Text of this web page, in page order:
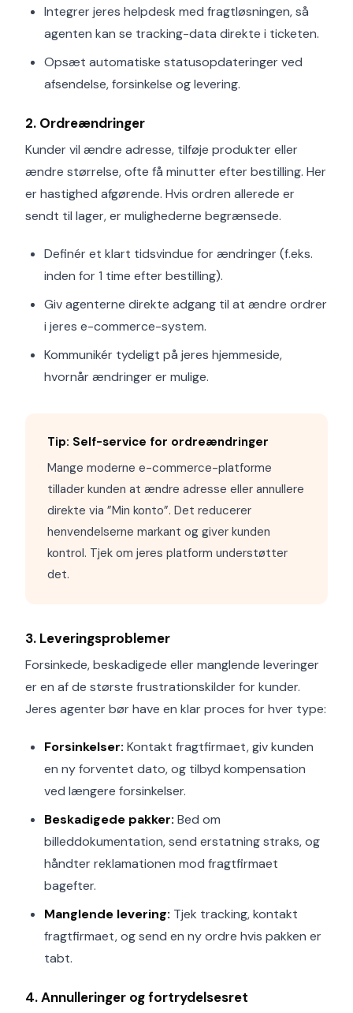
Integrer jeres helpdesk med fragtløsningen, så
agenten kan se tracking-data direkte i ticketen.
Opsæt automatiske statusopdateringer ved
afsendelse, forsinkelse og levering.
2. Ordreændringer
Kunder vil ændre adresse, tilføje produkter eller
ændre størrelse, ofte få minutter efter bestilling. Her
er hastighed afgørende. Hvis ordren allerede er
sendt til lager, er mulighederne begrænsede.
Definér et klart tidsvindue for ændringer (f.eks.
inden for 1 time efter bestilling).
Giv agenterne direkte adgang til at ændre ordrer
i jeres e-commerce-system.
Kommunikér tydeligt på jeres hjemmeside,
hvornår ændringer er mulige.
Tip: Self-service for ordreændringer
Mange moderne e-commerce-platforme
tillader kunden at ændre adresse eller annullere
direkte via ”Min konto”. Det reducerer
henvendelserne markant og giver kunden
kontrol. Tjek om jeres platform understøtter
det.
3. Leveringsproblemer
Forsinkede, beskadigede eller manglende leveringer
er en af de største frustrationskilder for kunder.
Jeres agenter bør have en klar proces for hver type:
Forsinkelser: Kontakt fragtfirmaet, giv kunden
en ny forventet dato, og tilbyd kompensation
ved længere forsinkelser.
Beskadigede pakker: Bed om
billeddokumentation, send erstatning straks, og
håndter reklamationen mod fragtfirmaet
bagefter.
Manglende levering: Tjek tracking, kontakt
fragtfirmaet, og send en ny ordre hvis pakken er
tabt.
4. Annulleringer og fortrydelsesret